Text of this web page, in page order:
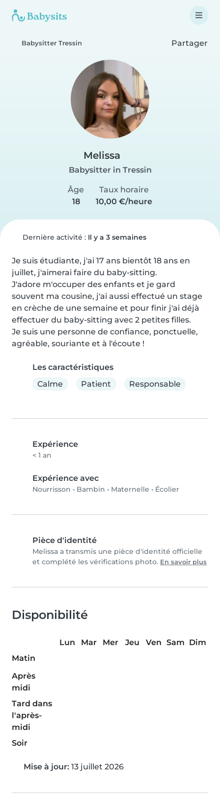
Babysitter Tressin Partager
Melissa
Babysitter in Tressin
Âge
18
Taux horaire
10,00 €/heure
Dernière activité : Il y a 3 semaines
Je suis étudiante, j'ai 17 ans bientôt 18 ans en
juillet, j'aimerai faire du baby-sitting.
J'adore m'occuper des enfants et je gard
souvent ma cousine, j'ai aussi effectué un stage
en crèche de une semaine et pour finir j'ai déjà
effectuer du baby-sitting avec 2 petites filles.
Je suis une personne de confiance, ponctuelle,
agréable, souriante et à l'écoute !
Les caractéristiques
Calme
Patient Responsable
Expérience
< 1 an
Expérience avec
Nourrisson • Bambin • Maternelle • Écolier
Pièce d'identité
Melissa a transmis une pièce d'identité officielle
et complété les vérifications photo. En savoir plus
Disponibilité
Lun Mar Mer Jeu Ven Sam Dim
Matin
Après
midi
Tard dans
l'après-
midi
Soir
Mise à jour: 13 juillet 2026